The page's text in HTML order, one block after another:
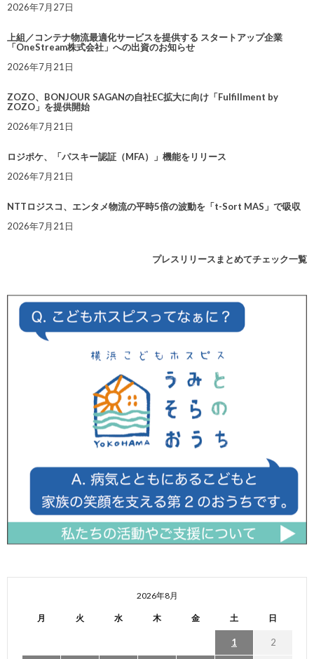
2026年7月27日
上組／コンテナ物流最適化サービスを提供する スタートアップ企業
「OneStream株式会社」への出資のお知らせ
2026年7月21日
ZOZO、BONJOUR SAGANの自社EC拡大に向け「Fulfillment by
ZOZO」を提供開始
2026年7月21日
ロジポケ、「パスキー認証（MFA）」機能をリリース
2026年7月21日
NTTロジスコ、エンタメ物流の平時5倍の波動を「t-Sort MAS」で吸収
2026年7月21日
プレスリリースまとめてチェック一覧
2026年8月
月 火 水 木 金 土 日
1 2